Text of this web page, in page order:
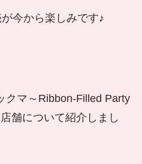
今から楽しみです♪
クマ～Ribbon-Filled Party
舗について紹介しまし